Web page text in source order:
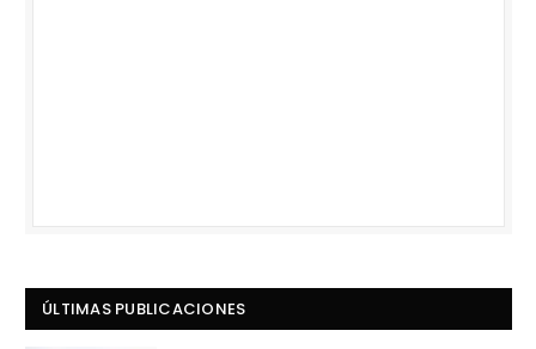
ÚLTIMAS PUBLICACIONES